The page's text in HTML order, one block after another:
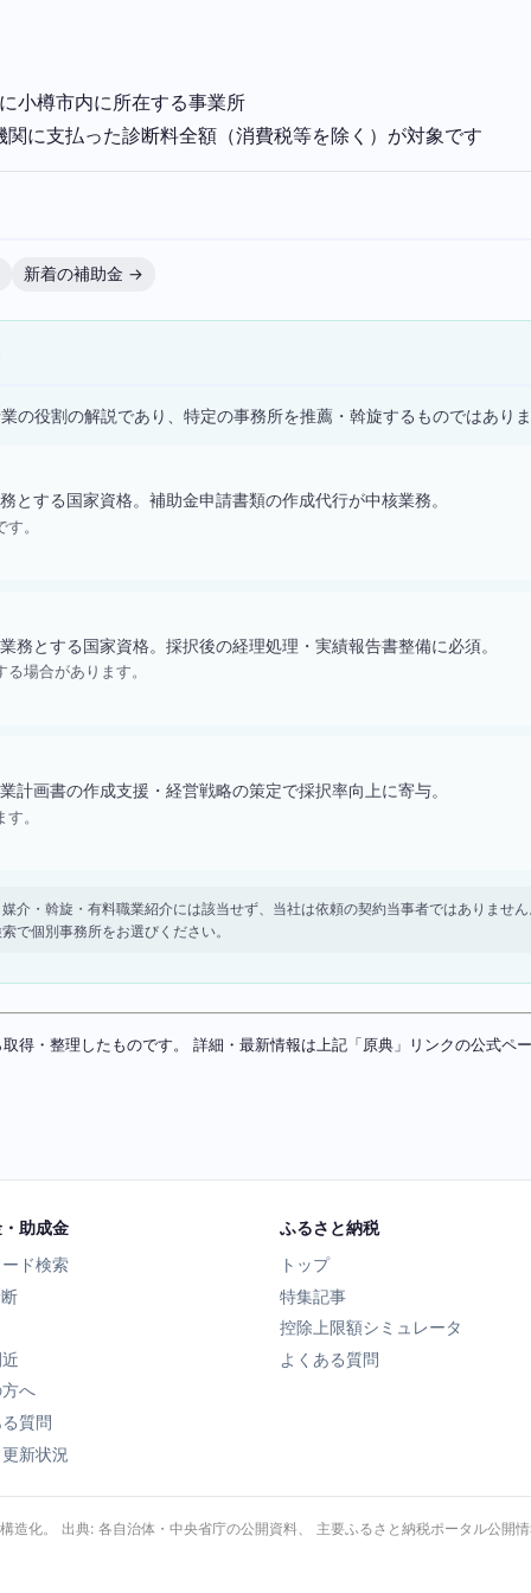
小樽市内に所在する事業所
に支払った診断料全額（消費税等を除く）が対象です
新着の補助金 →
の役割の解説であり、特定の事務所を推薦・斡旋するものではあり
とする国家資格。補助金申請書類の作成代行が中核業務。
。
務とする国家資格。採択後の経理処理・実績報告書整備に必須。
場合があります。
計画書の作成支援・経営戦略の策定で採択率向上に寄与。
。
介・斡旋・有料職業紹介には該当せず、当社は依頼の契約当事者ではありませ
で個別事務所をお選びください。
得・整理したものです。 詳細・最新情報は上記「原典」リンクの公式ペ
助成金
ド検索
へ
質問
新状況
ふるさと納税
トップ
特集記事
控除上限額シミュレータ
よくある質問
化。 出典: 各自治体・中央省庁の公開資料、 主要ふるさと納税ポータル公